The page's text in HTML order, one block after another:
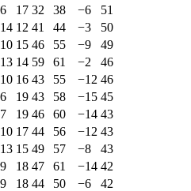
6 17 32 38 −6
51
14 12 41 44 −3
50
10 15 46 55 −9
49
13 14 59 61 −2
46
10 16 43 55 −12 46
6 19 43 58 −15 45
7 19 46 60 −14 43
10 17 44 56 −12 43
13 15 49 57 −8
43
9 18 47 61 −14 42
9 18 44 50 −6
42